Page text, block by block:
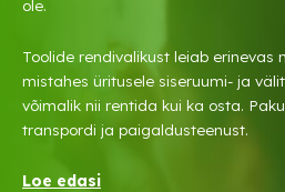
ole.
Toolide rendivalikust leiab erinevas
mistahes üritusele siseruumi- ja
võimalik nii rentida kui ka osta.
transpordi ja paigaldusteenust.
Loe edasi